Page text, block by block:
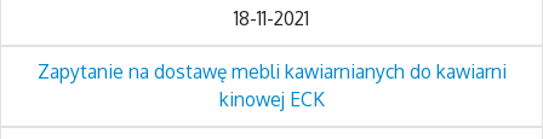
18-11-2021
Zapytanie na dostawę mebli kawiarnianych do kawiarni
kinowej ECK